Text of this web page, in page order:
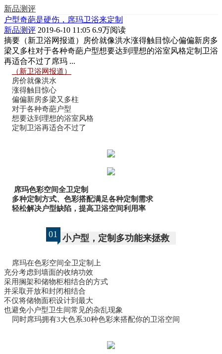
新品测评
户型奇葩是硬伤，席玛卫浴来定制
新品测评 2019-6-10 11:05 6.9万阅读
摘要 （新卫浴网报道）房价就像洪水涨得触目惊心偏偏新房多
梁又多柱对于各种奇葩户型想要达到理想的浴室风格定制卫浴
再适合不过了席玛 ...
（新卫浴网报道）
房价就像洪水
涨得触目惊心
偏偏新房多梁又 多柱
对于各种奇葩户型
想要达到理想的浴室风格
定制卫浴再适合不过了
席玛色彩空间全卫定制
多种定制方式、色彩搭配满足各种定制需求
轻松解决户型缺陷，提高卫浴空间利用率
01 小户型，定制多功能来拯救
席玛在色彩空间全卫定制上
充分考虑到墙面的收纳功效
采用搁架和储物柜相结合的方式
并采取开放和封闭相结合
不仅将储物面积设计到最大
也避免小户型卫生间常见的杂乱现象
同时席玛拥有3大色系30种色彩来搭配你的卫浴空间